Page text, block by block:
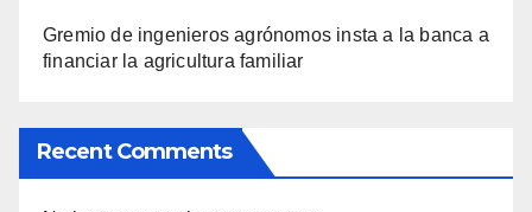
Gremio de ingenieros agrónomos insta a la banca a
financiar la agricultura familiar
Recent Comments